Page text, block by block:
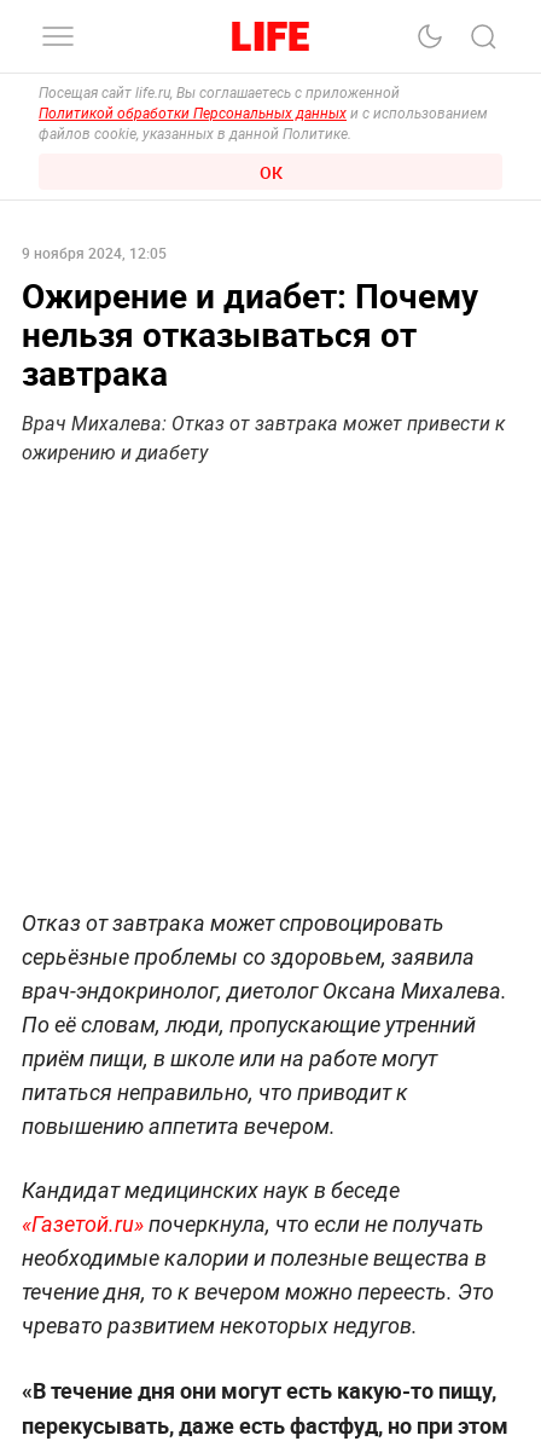
Посещая сайт life.ru, Вы соглашаетесь с приложенной
Политикой обработки Персональных данных и с использованием
файлов cookie, указанных в данной Политике.
ОК
9 ноября 2024, 12:05
Ожирение и диабет: Почему
нельзя отказываться от
завтрака
Врач Михалева: Отказ от завтрака может привести к
ожирению и диабету
Отказ от завтрака может спровоцировать
серьёзные проблемы со здоровьем, заявила
врач-эндокринолог, диетолог Оксана Михалева.
По её словам, люди, пропускающие утренний
приём пищи, в школе или на работе могут
питаться неправильно, что приводит к
повышению аппетита вечером.
Кандидат медицинских наук в беседе
«Газетой.ru»почеркнула, что если не получать
необходимые калории и полезные вещества в
течение дня, то к вечером можно переесть. Это
чревато развитием некоторых недугов.
«В течение дня они могут есть какую-то пищу,
перекусывать, даже есть фастфуд, но при этом